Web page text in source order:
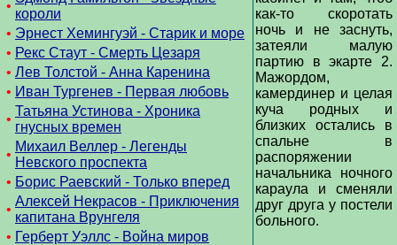
•
короли
• Эрнест Хемингуэй - Старик и море
• Рекс Стаут - Смерть Цезаря
• Лев Толстой - Анна Каренина
• Иван Тургенев - Первая любовь
•
Татьяна Устинова - Хроника
гнусных времен
•
Михаил Веллер - Легенды
Невского проспекта
• Борис Раевский - Только вперед
•
Алексей Некрасов - Приключения
капитана Врунгеля
• Герберт Уэллс - Война миров
как-то скоротать
ночь и не заснуть,
затеяли малую
партию в экарте 2.
Мажордом,
камердинер и целая
куча родных и
близких остались в
спальне в
распоряжении
начальника ночного
караула и сменяли
друг друга у постели
больного.